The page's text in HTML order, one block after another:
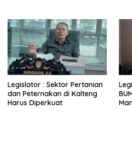
Legislator : Sektor Pertanian
dan Peternakan di Kalteng
Harus Diperkuat